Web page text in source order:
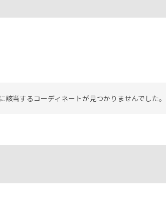
該当するコーディネートが見つかりませんでした